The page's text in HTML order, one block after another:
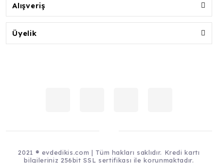
Alışveriş
Üyelik
2021 ® evdedikis.com | Tüm hakları saklıdır. Kredi kartı
bilgileriniz 256bit SSL sertifikası ile korunmaktadır.